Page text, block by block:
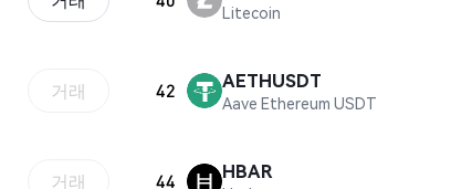
Litecoin
거래 42 AETHUSDT
Aave Ethereum USDT
거래 44 HBAR